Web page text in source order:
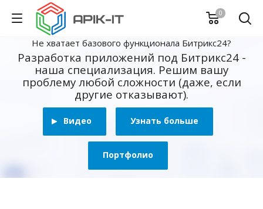
0
Не хватает базового функционала Битрикс24?
Разработка приложений под Битрикс24 -
наша специализация. Решим вашу
проблему любой сложности (даже, если
другие отказывают).
Видео Узнать больше
Портфолио